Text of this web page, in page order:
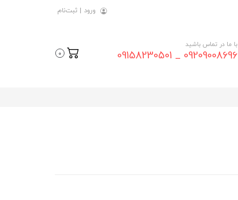
ورود | ثبت‌نام
با ما در تماس باشید
09209008696 _ 09158230501
0